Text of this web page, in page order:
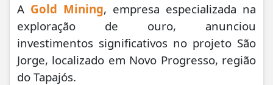
A Gold Mining, empresa especializada na
exploração de ouro, anunciou
investimentos significativos no projeto São
Jorge, localizado em Novo Progresso, região
do Tapajós.